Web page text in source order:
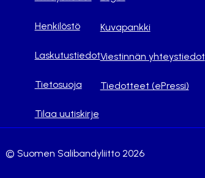
Henkilöstö
Laskutustiedot
Tietosuoja
Tilaa uutiskirje
Kuvapankki
Viestinnän yhteystiedot
Tiedotteet (ePressi)
© Suomen Salibandyliitto 2026